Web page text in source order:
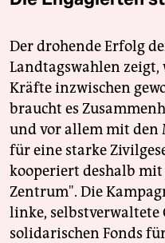
Der drohende Erfolg
Landtagswahlen
Kräfte inzwischen
braucht es
und vor allem mit den
für eine starke
kooperiert deshalb
Zentrum". Die
linke,
solidarischen Fonds